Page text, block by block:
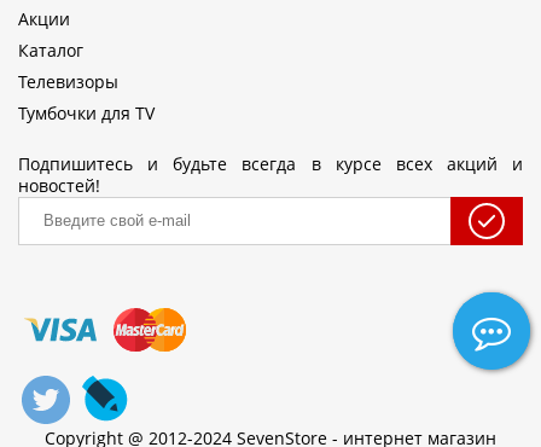
Акции
Каталог
Телевизоры
Тумбочки для TV
Подпишитесь и будьте всегда в курсе всех акций и
новостей!
Copyright @ 2012-2024 SevenStore - интернет магазин